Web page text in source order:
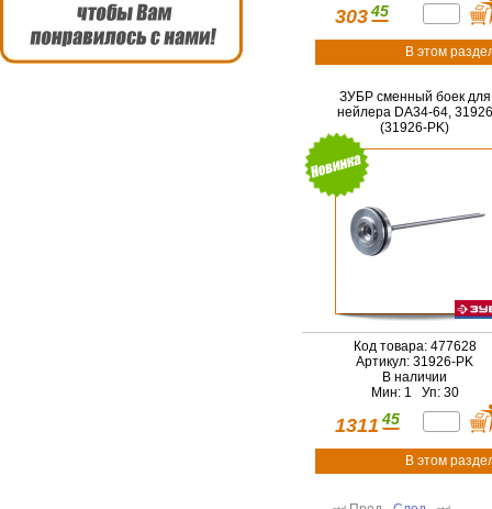
303 45
В этом
ЗУБР сменный боек для
нейлера DA34-64, 31926
(31926-PK)
Код товара: 477628
Артикул: 31926-PK
В наличии
Мин: 1 Уп: 30
1311 45
В этом